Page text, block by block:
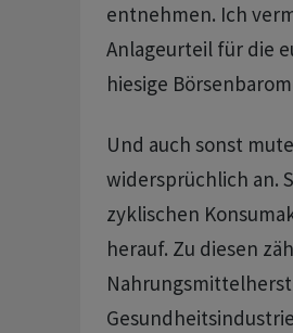
entnehmen. Ich
Anlageurteil für die
hiesige
Und auch sonst
widersprüchlich an.
zyklischen
herauf. Zu diesen